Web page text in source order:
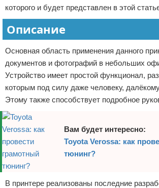
которого и будет представлен в этой
Описание
Основная область применения данного
документов и фотографий в небольших
Устройство имеет простой функционал,
которым под силу даже человеку,
Этому также способствует подробное
Вам будет интересно:
Toyota Verossa: как
тюнинг?
В принтере реализованы последние